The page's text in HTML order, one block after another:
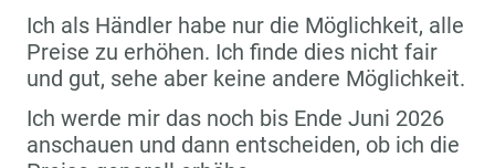
Ich als Händler habe nur die Möglichkeit, alle
Preise zu erhöhen. Ich finde dies nicht fair
und gut, sehe aber keine andere Möglichkeit.
Ich werde mir das noch bis Ende Juni 2026
anschauen und dann entscheiden, ob ich die